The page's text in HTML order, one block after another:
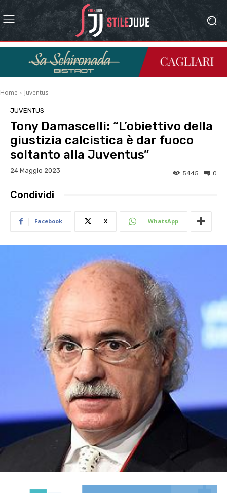
Home Juventus
JUVENTUS
Tony Damascelli: “L’obiettivo della
giustizia calcistica è dar fuoco
soltanto alla Juventus”
24 Maggio 2023 0
5445
Condividi
Facebook X WhatsApp